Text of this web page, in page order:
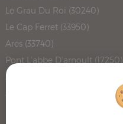
Le Grau Du Roi (30240)
Le Cap Ferret (33950)
Ares (33740)
Pont L'abbe D'arnoult (17250)
Angouleme (16000)
Juicq (17770)